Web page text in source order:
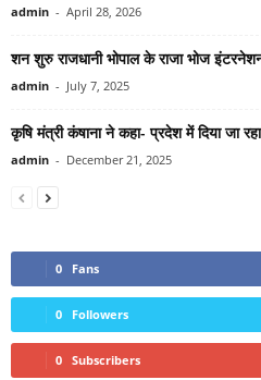
admin - April 28, 2026
शन शुरु राजधानी भोपाल के राजा भोज
admin - July 7, 2025
कृषि मंत्री कंषाना ने कहा- प्रदेश में दिया जा
admin - December 21, 2025
0 Fans
0 Followers
0 Subscribers